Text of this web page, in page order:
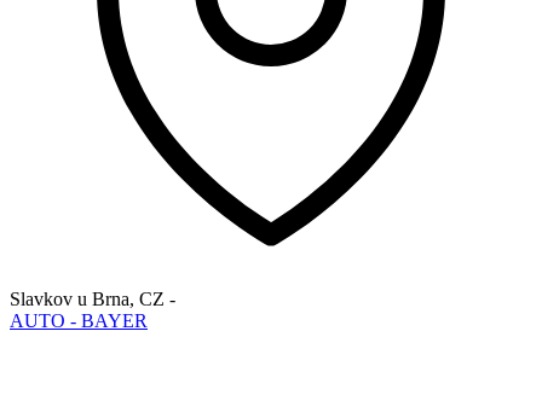
Slavkov u Brna, CZ -
AUTO - BAYER